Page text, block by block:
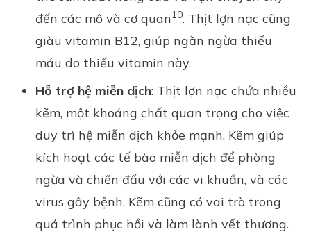
đến các mô và cơ quan10. Thịt lợn nạc cũng
giàu vitamin B12, giúp ngăn ngừa thiếu
máu do thiếu vitamin này.
Hỗ trợ hệ miễn dịch: Thịt lợn nạc chứa nhiều
kẽm, một khoáng chất quan trọng cho việc
duy trì hệ miễn dịch khỏe mạnh. Kẽm giúp
kích hoạt các tế bào miễn dịch để phòng
ngừa và chiến đấu với các vi khuẩn, và các
virus gây bệnh. Kẽm cũng có vai trò trong
quá trình phục hồi và làm lành vết thương.